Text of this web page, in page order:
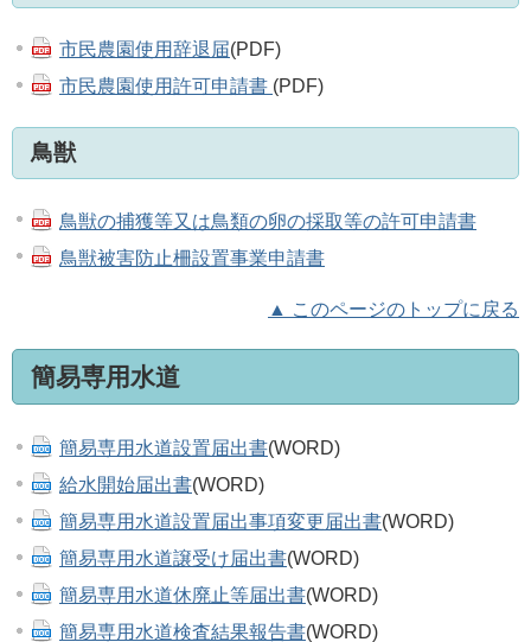
市民農園使用辞退届(PDF)
市民農園使用許可申請書 (PDF)
鳥獣
鳥獣の捕獲等又は鳥類の卵の採取等の許可申請書
鳥獣被害防止柵設置事業申請書
▲ このページのトップに戻る
簡易専用水道
簡易専用水道設置届出書(WORD)
給水開始届出書(WORD)
簡易専用水道設置届出事項変更届出書(WORD)
簡易専用水道譲受け届出書(WORD)
簡易専用水道休廃止等届出書(WORD)
簡易専用水道検査結果報告書(WORD)